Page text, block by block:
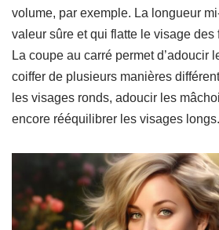
volume, par exemple. La longueur
valeur sûre et qui flatte le visage des
La coupe au carré permet d’adoucir
coiffer de plusieurs manières
les visages ronds, adoucir les
encore rééquilibrer les visages longs.